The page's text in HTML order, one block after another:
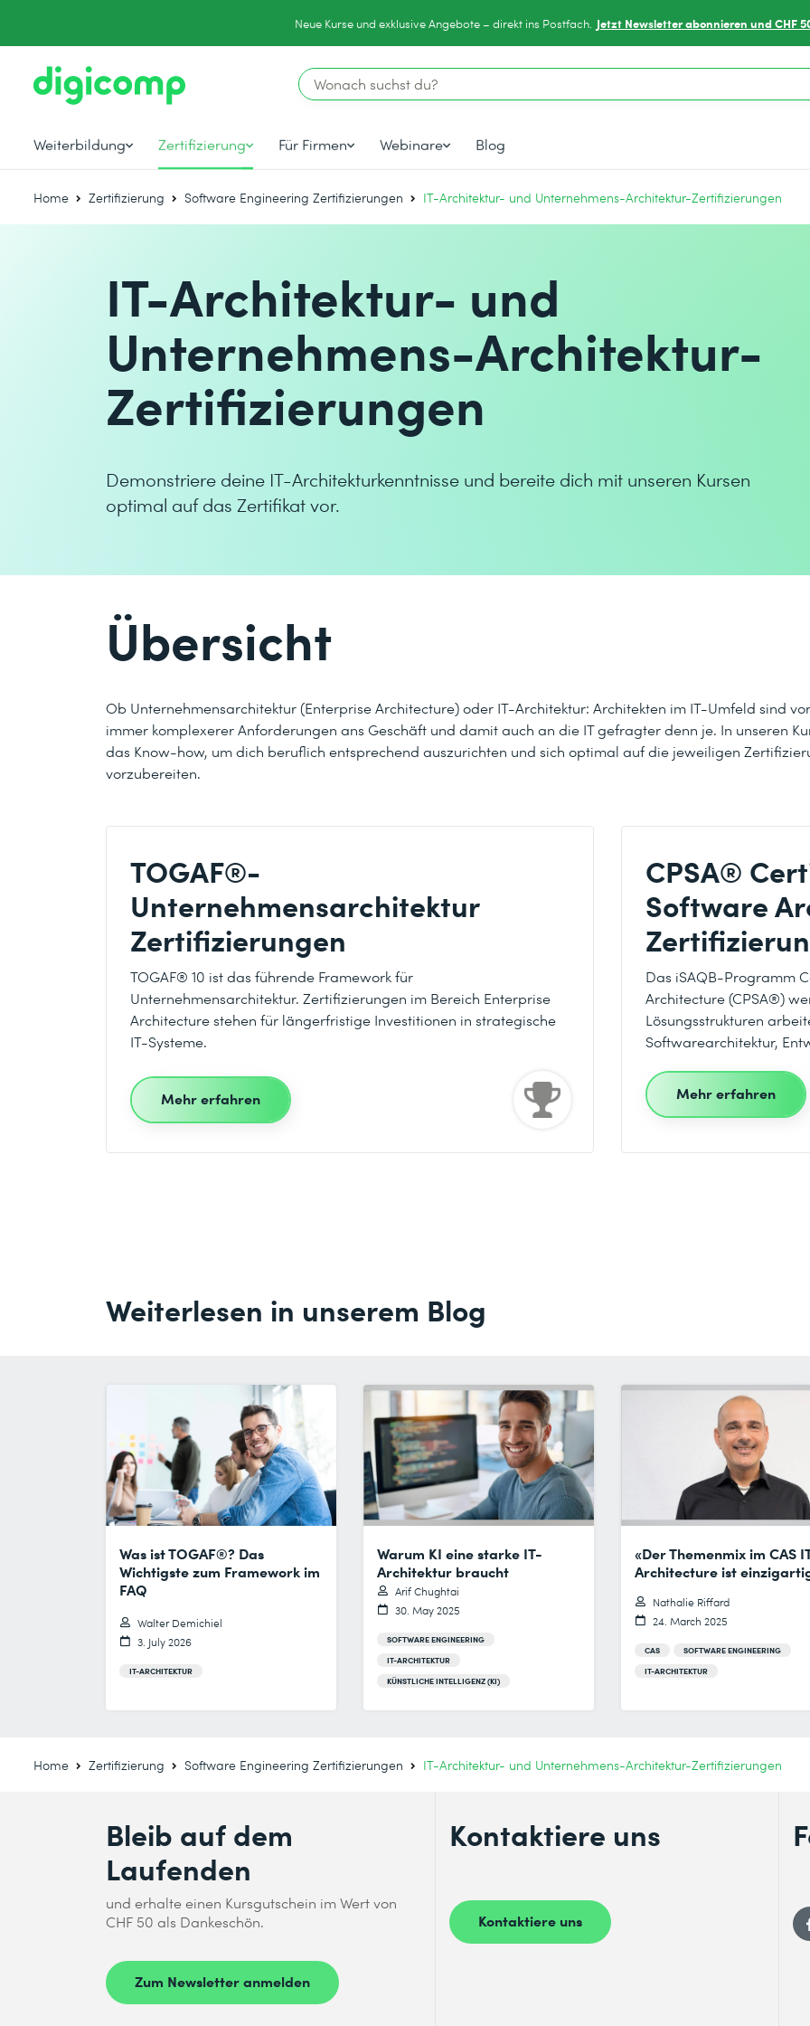
Neue Kurse und exklusive Angebote – direkt ins Postfach. Jetzt Newsletter abonnieren und CHF
Weiterbildung Zertifizierung Für Firmen Webinare Blog
Home Zertifizierung Software Engineering Zertifizierungen IT-Architektur- und Unternehmens-Architektur-Zertifizierungen
IT-Architektur- und
Unternehmens-Architektur-
Zertifizierungen
Demonstriere deine IT-Architekturkenntnisse und bereite dich mit unseren Kursen
optimal auf das Zertifikat vor.
Übersicht
Ob Unternehmensarchitektur (Enterprise Architecture) oder IT-Architektur: Architekten im IT-Umfeld sind
immer komplexerer Anforderungen ans Geschäft und damit auch an die IT gefragter denn je. In unseren
das Know-how, um dich beruflich entsprechend auszurichten und sich optimal auf die jeweiligen
vorzubereiten.
TOGAF®-
Unternehmensarchitektur
Zertifizierungen
TOGAF® 10 ist das führende Framework für
Unternehmensarchitektur. Zertifizierungen im Bereich Enterprise
Architecture stehen für längerfristige Investitionen in strategische
IT-Systeme.
Mehr erfahren
CPSA®
Software
Das iSAQB-Programm
Architecture (CPSA®)
Lösungsstrukturen
Softwarearchitektur,
Mehr erfahren
Weiterlesen in unserem Blog
Was ist TOGAF®? Das
Wichtigste zum Framework im
FAQ
Walter Demichiel
3. July 2026
IT-ARCHITEKTUR
Warum KI eine starke IT-
Architektur braucht
Arif Chughtai
30. May 2025
SOFTWARE ENGINEERING
IT-ARCHITEKTUR
KÜNSTLICHE INTELLIGENZ (KI)
«Der Themenmix im CAS
Architecture ist
Nathalie Riffard
24. March 2025
CAS
SOFTWARE ENGINEERING
IT-ARCHITEKTUR
Home Zertifizierung Software Engineering Zertifizierungen IT-Architektur- und Unternehmens-Architektur-Zertifizierungen
Bleib auf dem
Laufenden
und erhalte einen Kursgutschein im Wert von
CHF 50 als Dankeschön.
Zum Newsletter anmelden
Kontaktiere uns
Kontaktiere uns